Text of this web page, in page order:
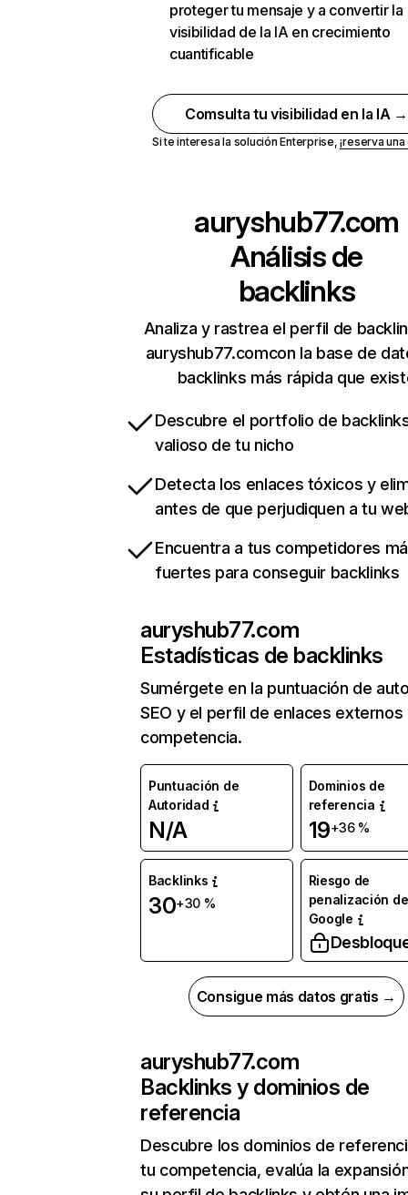
proteger tu mensaje y a convertir la
visibilidad de la IA en crecimiento
cuantificable
Comsulta tu visibilidad en la IA →
Si te interesa la solución Enterprise,¡reserva
auryshub77.com
Análisis de
backlinks
Analiza y rastrea el perfil de
auryshub77.comcon la base de
backlinks más rápida que
Descubre el portfolio de
valioso de tu nicho
Detecta los enlaces tóxicos y
antes de que perjudiquen a tu
Encuentra a tus competidores
fuertes para conseguir backlinks
auryshub77.com
Estadísticas de backlinks
Sumérgete en la puntuación de
SEO y el perfil de enlaces externos
competencia.
Puntuación de
Autoridad
N/A
Dominios de
referencia
19+36 %
Backlinks
30+30 %
Riesgo de
penalización de
Google
Consigue más datos gratis →
auryshub77.com
Backlinks y dominios de
referencia
Descubre los dominios de
tu competencia, evalúa la